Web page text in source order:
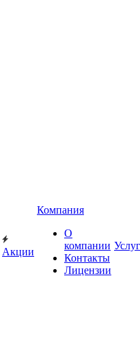
Акции
Компания
О
компании
Контакты
Лицензии